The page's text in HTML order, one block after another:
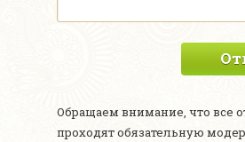
Обращаем внимание, что все
проходят обязательную